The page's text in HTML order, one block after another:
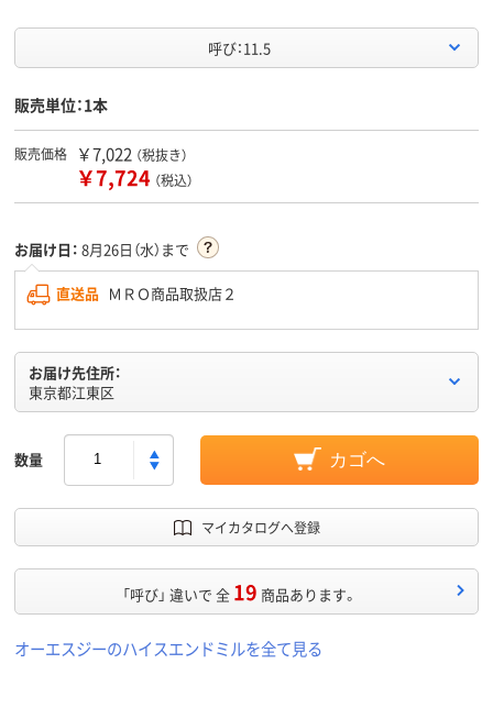
呼び：11.5
販売単位：1本
販売価格 ￥7,022 （税抜き）
￥7,724 （税込）
お届け日： 8月26日（水）まで
直送品 ＭＲＯ商品取扱店２
お届け先住所：
東京都江東区
数量 カゴへ
マイカタログへ登録
「呼び」 違いで 全 19 商品あります。
オーエスジーのハイスエンドミルを全て見る